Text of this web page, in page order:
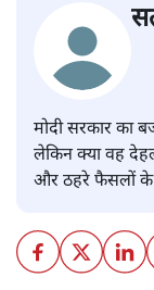
मोदी सरकार का
लेकिन क्या वह
और ठहरे फैसलों के